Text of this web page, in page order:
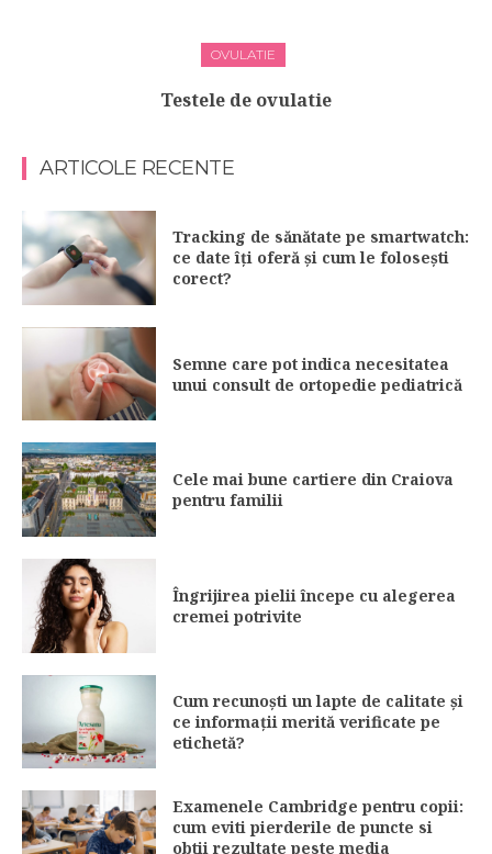
OVULATIE
Testele de ovulatie
ARTICOLE RECENTE
Tracking de sănătate pe smartwatch:
ce date îți oferă și cum le folosești
corect?
Semne care pot indica necesitatea
unui consult de ortopedie pediatrică
Cele mai bune cartiere din Craiova
pentru familii
Îngrijirea pielii începe cu alegerea
cremei potrivite
Cum recunoști un lapte de calitate și
ce informații merită verificate pe
etichetă?
Examenele Cambridge pentru copii:
cum eviti pierderile de puncte si
obtii rezultate peste media